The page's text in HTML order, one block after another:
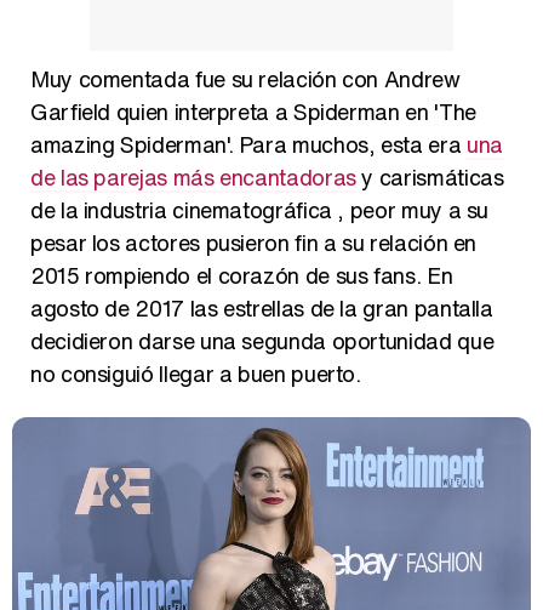
Magdalena de Suecia responde a las críticas y explica por qué le han permitido lanzar su propio negocio
Muy comentada fue su relación con Andrew
Garfield quien interpreta a Spiderman en 'The
amazing Spiderman'. Para muchos, esta era una
de las parejas más encantadorasy carismáticas
de la industria cinematográfica , peor muy a su
pesar los actores pusieron fin a su relación en
2015 rompiendo el corazón de sus fans. En
agosto de 2017 las estrellas de la gran pantalla
decidieron darse una segunda oportunidad que
no consiguió llegar a buen puerto.